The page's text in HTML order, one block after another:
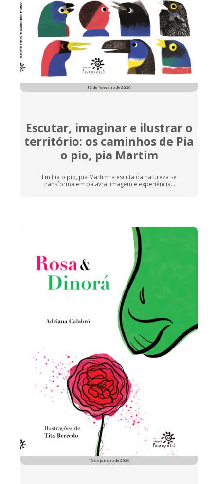
12 de fevereiro de 2026
Escutar, imaginar e ilustrar o
território: os caminhos de Pia
o pio, pia Martim
Em Pia o pio, pia Martim, a escuta da natureza se
transforma em palavra, imagem e experiência...
15 de janeiro de 2026